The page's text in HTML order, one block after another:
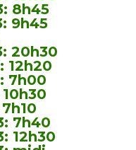
8h45
9h45
20h30
12h20
7h00
7h40
12h30